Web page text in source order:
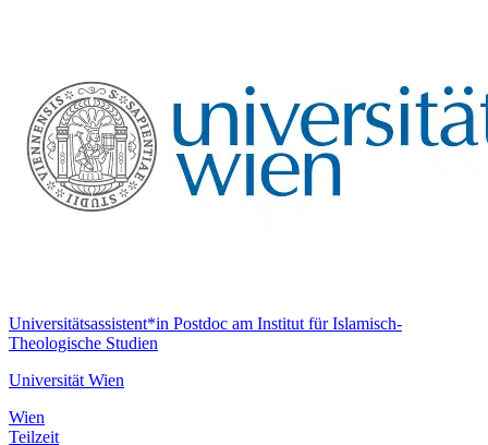
Universitätsassistent*in Postdoc am Institut für Islamisch-
Theologische Studien
Universität Wien
Wien
Teilzeit